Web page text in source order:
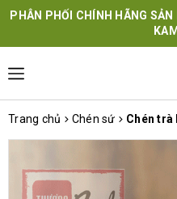
PHÂN PHỐI CHÍNH HÃNG
Trang chủ Chén sứ Chén trà